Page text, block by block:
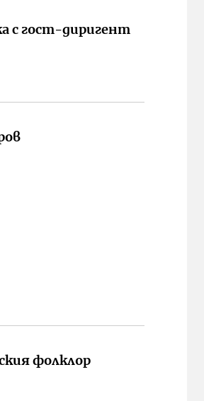
с гост-диригент
фолклор